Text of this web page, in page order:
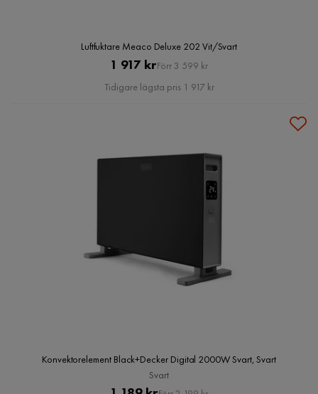
Luftfuktare Meaco Deluxe 202 Vit/Svart
Pris
1 917 krOriginal
Pris
Förr 3 599 kr
Tidigare lägsta pris 1 917 kr
Konvektorelement Black+Decker Digital 2000W Svart, Svart
Svart